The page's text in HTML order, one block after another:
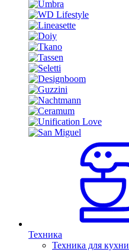
Техника
Техника для кухни